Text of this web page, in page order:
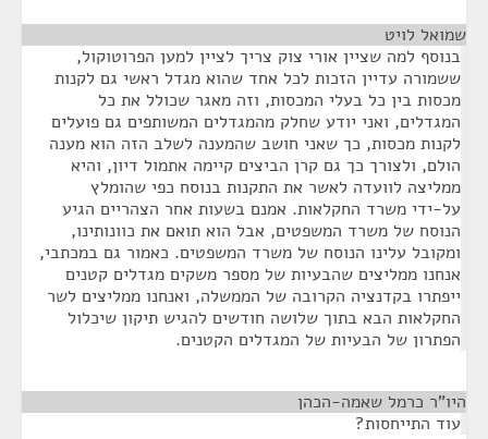
שמואל לויט
בנוסף למה שציין אורי צוק צריך לציין למען הפרוטוקול,
ששמורה עדיין הזכות לכל אחד שהוא מגדל ראשי גם לקנות
מכסות בין כל בעלי המכסות, וזה מאגר שכולל את כל
המגדלים, ואני יודע שחלק מהמגדלים המשותפים גם פועלים
לקנות מכסות, כך שאני חושב שהמענה לשלב הזה הוא מענה
הולם, ולצורך כך גם קרן הביצים קיימה אתמול דיון, והיא
ממליצה לוועדה לאשר את התקנות בנוסח כפי שהומלץ
על-ידי משרד החקלאות. אמנם בשעות אחר הצהריים הגיע
הנוסח של משרד המשפטים, אבל הוא תואם את כוונותינו,
ומקובל עלינו הנוסח של משרד המשפטים. כאמור גם במכתבי,
אנחנו ממליצים שהבעיות של מספר משקים מגדלים קטנים
ייפתרו בקדנציה הקרובה של הממשלה, ואנחנו ממליצים לשר
החקלאות הבא בתוך שלושה חודשים להגיש תיקון שיכלול
הפתרון של הבעיות של המגדלים הקטנים.
היו"ר כרמל שאמה-הכהן
עוד התייחסות?